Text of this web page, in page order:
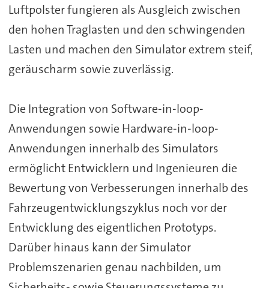
Luftpolster fungieren als Ausgleich zwischen
den hohen Traglasten und den schwingenden
Lasten und machen den Simulator extrem steif,
geräuscharm sowie zuverlässig.
Die Integration von Software-in-loop-
Anwendungen sowie Hardware-in-loop-
Anwendungen innerhalb des Simulators
ermöglicht Entwicklern und Ingenieuren die
Bewertung von Verbesserungen innerhalb des
Fahrzeugentwicklungszyklus noch vor der
Entwicklung des eigentlichen Prototyps.
Darüber hinaus kann der Simulator
Problemszenarien genau nachbilden, um